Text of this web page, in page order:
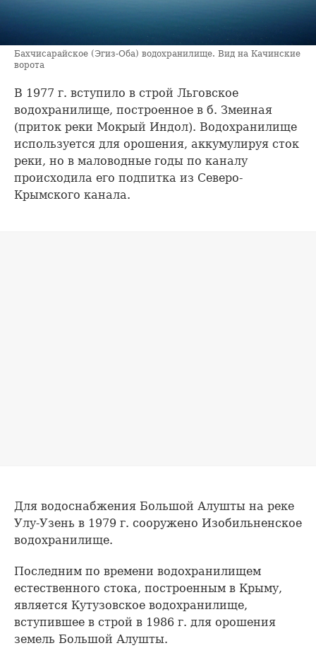
Бахчисарайское (Эгиз-Оба) водохранилище. Вид на Качинские
ворота
В 1977 г. вступило в строй Льговское
водохранилище, построенное в б. Змеиная
(приток реки Мокрый Индол). Водохранилище
используется для орошения, аккумулируя сток
реки, но в маловодные годы по каналу
происходила его подпитка из Северо-
Крымского канала.
Для водоснабжения Большой Алушты на реке
Улу-Узень в 1979 г. сооружено Изобильненское
водохранилище.
Последним по времени водохранилищем
естественного стока, построенным в Крыму,
является Кутузовское водохранилище,
вступившее в строй в 1986 г. для орошения
земель Большой Алушты.